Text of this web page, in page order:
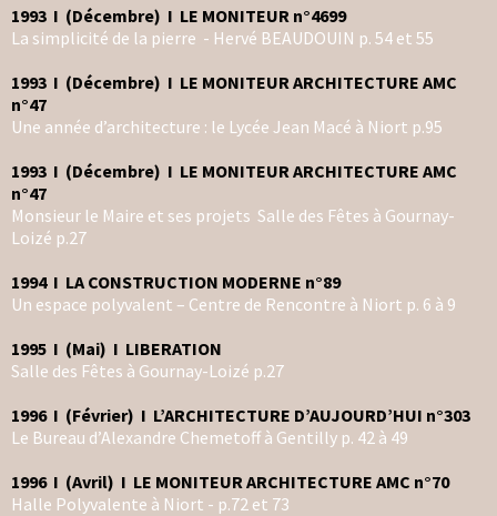
1993 I (Décembre) I LE MONITEUR n°4699
La simplicité de la pierre - Hervé BEAUDOUIN p. 54 et 55
1993 I (Décembre) I LE MONITEUR ARCHITECTURE AMC
n°47
Une année d’architecture : le Lycée Jean Macé à Niort p.95
1993 I (Décembre) I LE MONITEUR ARCHITECTURE AMC
n°47
Monsieur le Maire et ses projets Salle des Fêtes à Gournay-
Loizé p.27
1994 I LA CONSTRUCTION MODERNE n°89
Un espace polyvalent – Centre de Rencontre à Niort p. 6 à 9
1995 I (Mai) I LIBERATION
Salle des Fêtes à Gournay-Loizé p.27
1996 I (Février) I L’ARCHITECTURE D’AUJOURD’HUI n°303
Le Bureau d’Alexandre Chemetoff à Gentilly p. 42 à 49
1996 I (Avril) I LE MONITEUR ARCHITECTURE AMC n°70
Halle Polyvalente à Niort - p.72 et 73